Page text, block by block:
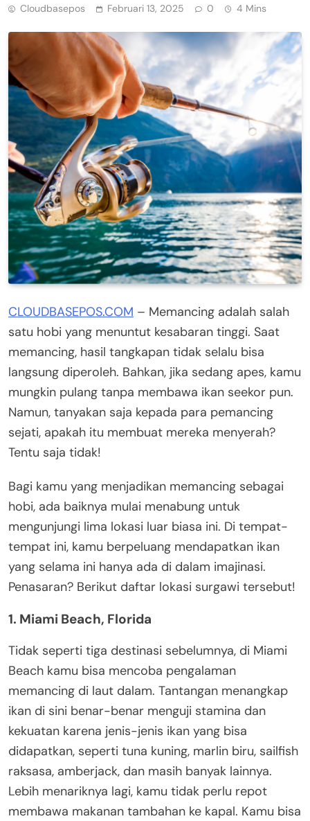
Cloudbasepos Februari 13, 2025 0 4 Mins
CLOUDBASEPOS.COM – Memancing adalah salah
satu hobi yang menuntut kesabaran tinggi. Saat
memancing, hasil tangkapan tidak selalu bisa
langsung diperoleh. Bahkan, jika sedang apes, kamu
mungkin pulang tanpa membawa ikan seekor pun.
Namun, tanyakan saja kepada para pemancing
sejati, apakah itu membuat mereka menyerah?
Tentu saja tidak!
Bagi kamu yang menjadikan memancing sebagai
hobi, ada baiknya mulai menabung untuk
mengunjungi lima lokasi luar biasa ini. Di tempat-
tempat ini, kamu berpeluang mendapatkan ikan
yang selama ini hanya ada di dalam imajinasi.
Penasaran? Berikut daftar lokasi surgawi tersebut!
1. Miami Beach, Florida
Tidak seperti tiga destinasi sebelumnya, di Miami
Beach kamu bisa mencoba pengalaman
memancing di laut dalam. Tantangan menangkap
ikan di sini benar-benar menguji stamina dan
kekuatan karena jenis-jenis ikan yang bisa
didapatkan, seperti tuna kuning, marlin biru, sailfish
raksasa, amberjack, dan masih banyak lainnya.
Lebih menariknya lagi, kamu tidak perlu repot
membawa makanan tambahan ke kapal. Kamu bisa